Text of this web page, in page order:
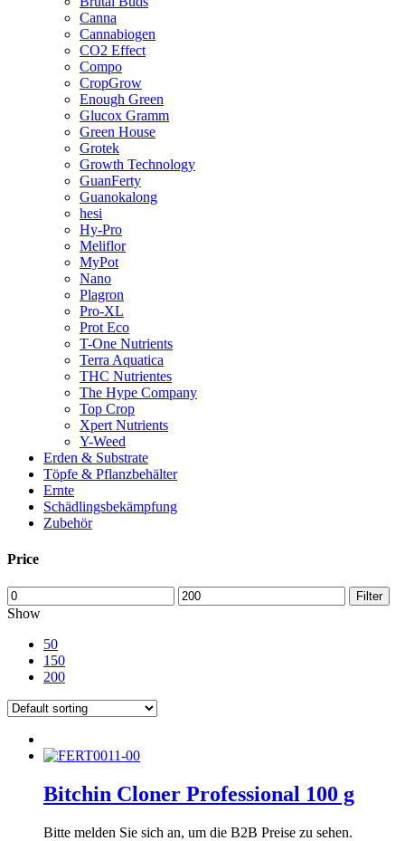
Canna
Cannabiogen
CO2 Effect
Compo
CropGrow
Enough Green
Glucox Gramm
Green House
Grotek
Growth Technology
GuanFerty
Guanokalong
hesi
Hy-Pro
Meliflor
MyPot
Nano
Plagron
Pro-XL
Prot Eco
T-One Nutrients
Terra Aquatica
THC Nutrientes
The Hype Company
Top Crop
Xpert Nutrients
Y-Weed
Erden & Substrate
Töpfe & Pflanzbehälter
Ernte
Schädlingsbekämpfung
Zubehör
Price
Min
price
Max
price
Filter
Show
50
150
200
Bitchin Cloner Professional 100 g
Bitte melden Sie sich an, um die B2B Preise zu sehen.